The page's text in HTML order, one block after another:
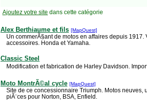
Ajoutez votre site dans cette catégorie
Alex Berthiaume et fils [MapQuest]
Un commerÃ§ant de motos en affaires depuis 1917.
accessoires. Honda et Yamaha.
Classic Steel
Modification et fabrication de Harley Davidson.
Moto MontrÃ©al cycle [MapQuest]
Site de ce concessionnaire Triumph. Motos neuves,
piÃ¨ces pour Norton, BSA, Enfield.